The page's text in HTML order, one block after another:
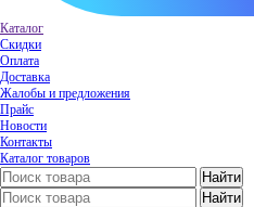
Каталог
Скидки
Оплата
Доставка
Жалобы и предложения
Прайс
Новости
Контакты
Каталог товаров